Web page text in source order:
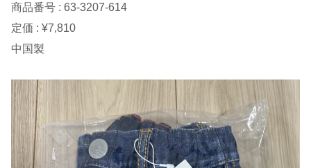
商品番号 : 63-3207-614
定価 : ¥7,810
中国製